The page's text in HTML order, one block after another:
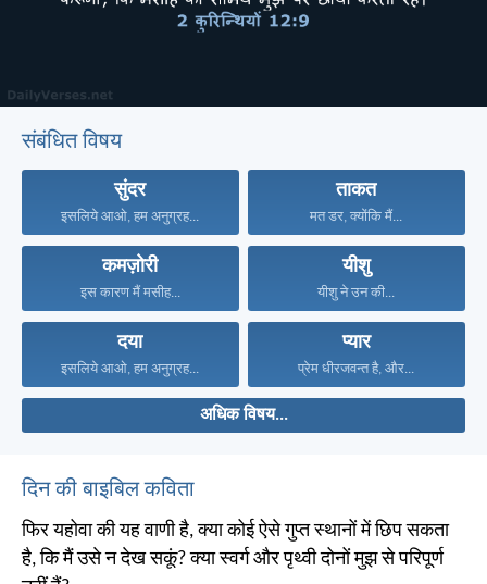
संबंधित विषय
सुंदर
इसलिये आओ, हम अनुग्रह...
ताकत
मत डर, क्योंकि मैं...
कमज़ोरी
इस कारण मैं मसीह...
यीशु
यीशु ने उन की...
दया
इसलिये आओ, हम अनुग्रह...
प्यार
प्रेम धीरजवन्त है, और...
अधिक विषय...
दिन की बाइबिल कविता
फिर यहोवा की यह वाणी है, क्या कोई ऐसे गुप्त स्थानों में छिप सकता
है, कि मैं उसे न देख सकूं? क्या स्वर्ग और पृथ्वी दोनों मुझ से परिपूर्ण